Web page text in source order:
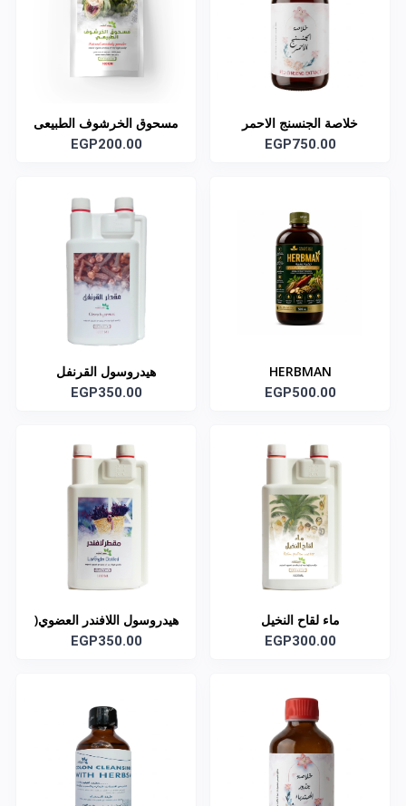
خلاصة الجنسنج الاحمر
EGP750.00
مسحوق الخرشوف الطبيعى
EGP200.00
HERBMAN
EGP500.00
هيدروسول القرنفل
EGP350.00
ماء لقاح النخيل
EGP300.00
هيدروسول اللافندر العضوي(
زهرة الخزامي)
EGP350.00